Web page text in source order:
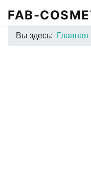
FAB-
Вы здесь: Главная